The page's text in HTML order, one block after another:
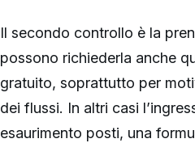
Il secondo controllo è la
possono richiederla anche
gratuito, soprattutto per
dei flussi. In altri casi
esaurimento posti, una